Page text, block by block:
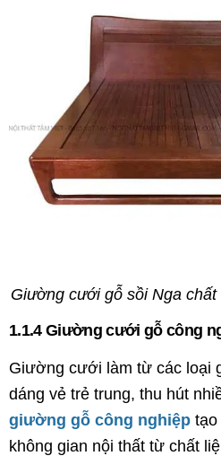
Giường cưới gỗ sồi Nga
1.1.4 Giường cưới gỗ công
Giường cưới làm từ các loại
dáng vẻ trẻ trung, thu hút
giường gỗ công nghiệp tạo
không gian nội thất từ chất